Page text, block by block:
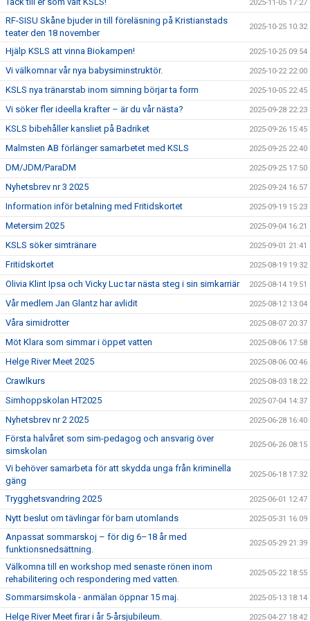
2025-11-05 17:27
RF-SISU Skåne bjuder in till föreläsning på Kristianstads
teater den 18 november
2025-10-25 10:32
Hjälp KSLS att vinna Biokampen! 2025-10-25 09:54
Vi välkomnar vår nya babysiminstruktör. 2025-10-22 22:00
KSLS nya tränarstab inom simning börjar ta form 2025-10-05 22:45
Vi söker fler ideella krafter – är du vår nästa? 2025-09-28 22:23
KSLS bibehåller kansliet på Badriket 2025-09-26 15:45
Malmsten AB förlänger samarbetet med KSLS 2025-09-25 22:40
DM/JDM/ParaDM 2025-09-25 17:50
Nyhetsbrev nr 3 2025 2025-09-24 16:57
Information inför betalning med Fritidskortet 2025-09-19 15:23
Metersim 2025 2025-09-04 16:21
KSLS söker simtränare 2025-09-01 21:41
Fritidskortet 2025-08-19 19:32
Olivia Klint Ipsa och Vicky Luc tar nästa steg i sin simkarriär 2025-08-14 19:51
Vår medlem Jan Glantz har avlidit 2025-08-12 13:04
Våra simidrotter 2025-08-07 20:37
Möt Klara som simmar i öppet vatten 2025-08-06 17:58
Helge River Meet 2025 2025-08-06 00:46
Crawlkurs 2025-08-03 18:22
Simhoppskolan HT2025 2025-07-04 14:37
Nyhetsbrev nr 2 2025 2025-06-28 16:40
Första halvåret som sim-pedagog och ansvarig över
simskolan
2025-06-26 08:15
Vi behöver samarbeta för att skydda unga från kriminella
gäng
2025-06-18 17:32
Trygghetsvandring 2025 2025-06-01 12:47
Nytt beslut om tävlingar för barn utomlands 2025-05-31 16:09
Anpassat sommarskoj – för dig 6–18 år med
funktionsnedsättning.
2025-05-29 21:39
Välkomna till en workshop med senaste rönen inom
rehabilitering och respondering med vatten.
2025-05-22 18:55
Sommarsimskola - anmälan öppnar 15 maj. 2025-05-13 18:14
Helge River Meet firar i år 5-årsjubileum. 2025-04-27 18:42